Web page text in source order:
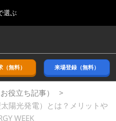
選ぶ
日
Messe, Japan
無料） 来場登録（無料）
役立ち記事）
陽光発電）とは？メリットや
WEEK